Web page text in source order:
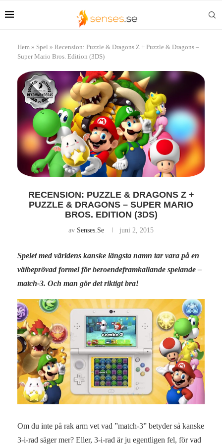
Hem » Spel » Recension: Puzzle & Dragons Z + Puzzle & Dragons –
Super Mario Bros. Edition (3DS)
RECENSION: PUZZLE & DRAGONS Z +
PUZZLE & DRAGONS – SUPER MARIO
BROS. EDITION (3DS)
av Senses.se juni 2, 2015
Spelet med världens kanske längsta namn tar vara på en
välbeprövad formel för beroendeframkallande spelande –
match-3. Och man gör det riktigt bra!
Om du inte på rak arm vet vad ”match-3” betyder så kanske
3-i-rad säger mer? Eller, 3-i-rad är ju egentligen fel, för vad